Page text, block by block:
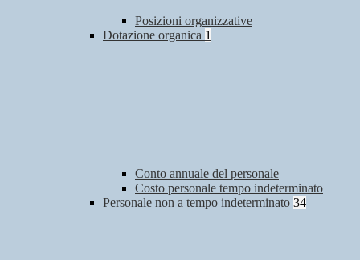
Posizioni organizzative
Dotazione organica 1
Conto annuale del personale
Costo personale tempo indeterminato
Personale non a tempo indeterminato 34